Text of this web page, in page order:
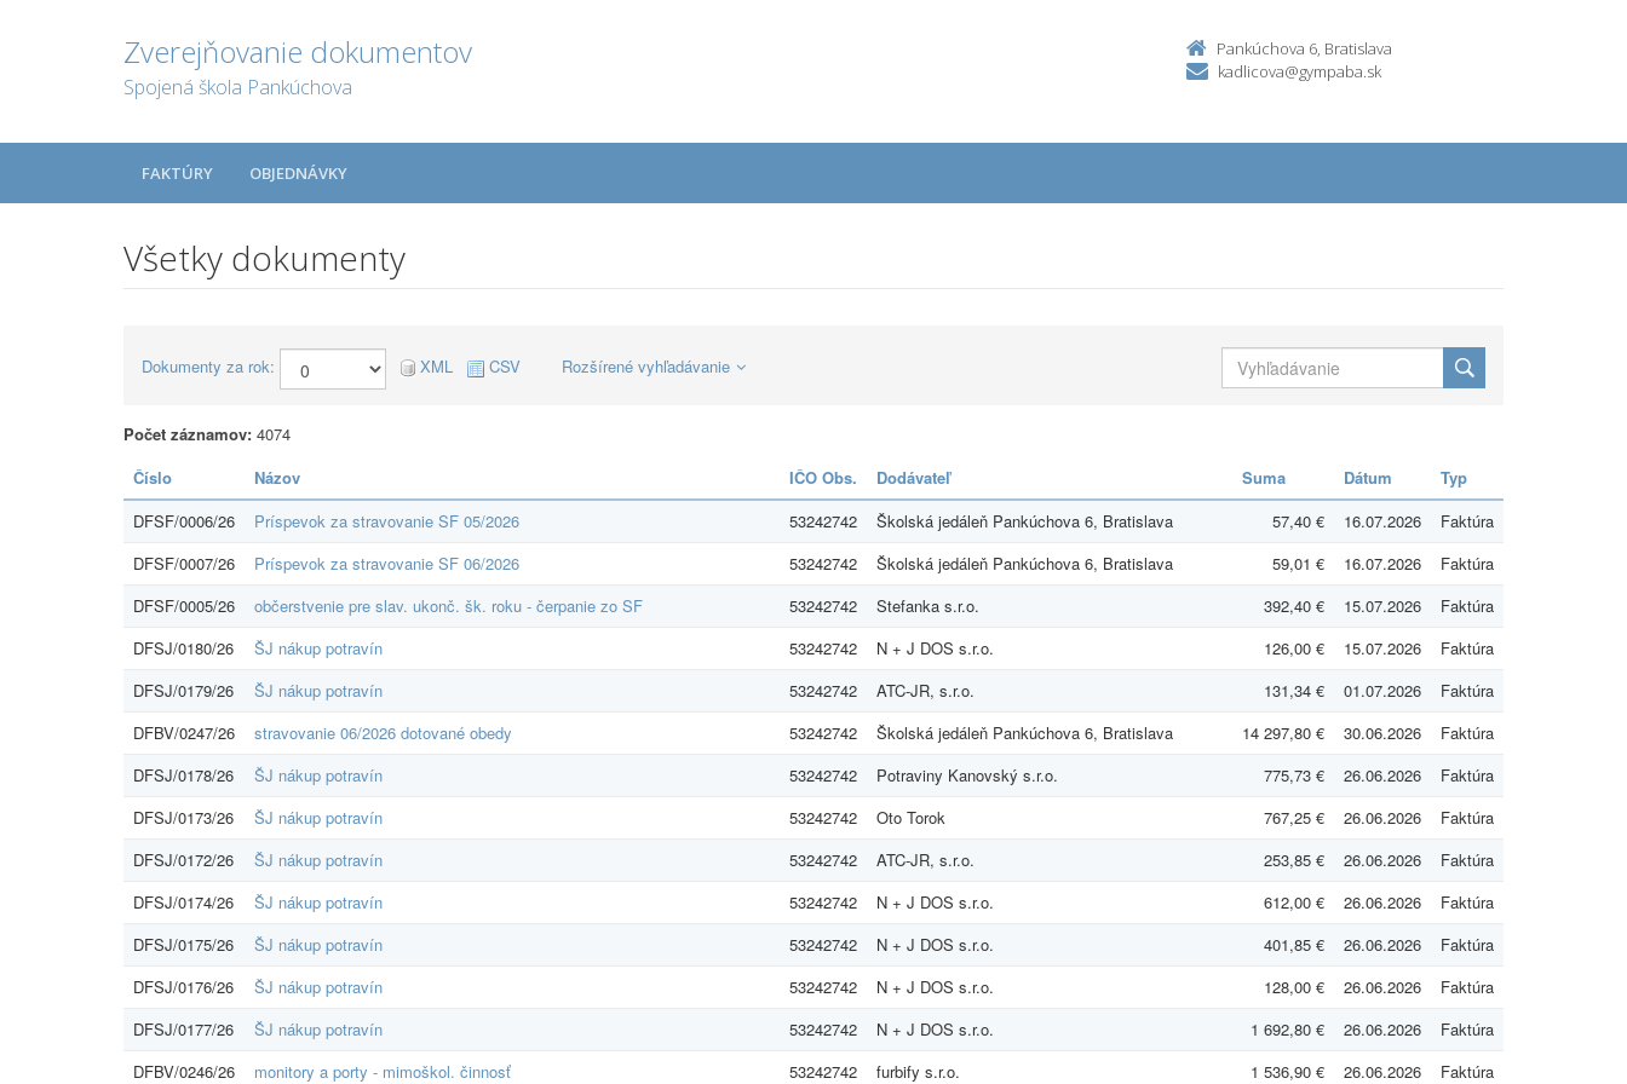
Zverejňovanie dokumentov
Spojená škola Pankúchova
Pankúchova 6, Bratislava
kadlicova@gympaba.sk
FAKTÚRY OBJEDNÁVKY
Všetky dokumenty
Dokumenty za rok: XML CSV Rozšírené vyhľadávanie
Počet záznamov: 4074
Číslo
Názov IČO Obs. Dodávateľ Suma Dátum
Typ
DFSF/0006/26
Príspevok za stravovanie SF 05/2026 53242742 Školská jedáleň Pankúchova 6, Bratislava 57,40 € 16.07.2026
Faktúra
DFSF/0007/26
Príspevok za stravovanie SF 06/2026 53242742 Školská jedáleň Pankúchova 6, Bratislava 59,01 € 16.07.2026
Faktúra
DFSF/0005/26
občerstvenie pre slav. ukonč. šk. roku - čerpanie zo SF 53242742 Stefanka s.r.o. 392,40 € 15.07.2026
Faktúra
DFSJ/0180/26
ŠJ nákup potravín 53242742 N + J DOS s.r.o. 126,00 € 15.07.2026
Faktúra
DFSJ/0179/26
ŠJ nákup potravín 53242742 ATC-JR, s.r.o. 131,34 € 01.07.2026
Faktúra
DFBV/0247/26
stravovanie 06/2026 dotované obedy 53242742 Školská jedáleň Pankúchova 6, Bratislava 14 297,80 € 30.06.2026
Faktúra
DFSJ/0178/26
ŠJ nákup potravín 53242742 Potraviny Kanovský s.r.o. 775,73 € 26.06.2026
Faktúra
DFSJ/0173/26
ŠJ nákup potravín 53242742 Oto Torok 767,25 € 26.06.2026
Faktúra
DFSJ/0172/26
ŠJ nákup potravín 53242742 ATC-JR, s.r.o. 253,85 € 26.06.2026
Faktúra
DFSJ/0174/26
ŠJ nákup potravín 53242742 N + J DOS s.r.o. 612,00 € 26.06.2026
Faktúra
DFSJ/0175/26
ŠJ nákup potravín 53242742 N + J DOS s.r.o. 401,85 € 26.06.2026
Faktúra
DFSJ/0176/26
ŠJ nákup potravín 53242742 N + J DOS s.r.o. 128,00 € 26.06.2026
Faktúra
DFSJ/0177/26
ŠJ nákup potravín 53242742 N + J DOS s.r.o. 1 692,80 € 26.06.2026
Faktúra
DFBV/0246/26
monitory a porty - mimoškol. činnosť 53242742 furbify s.r.o. 1 536,90 € 26.06.2026 Faktúra